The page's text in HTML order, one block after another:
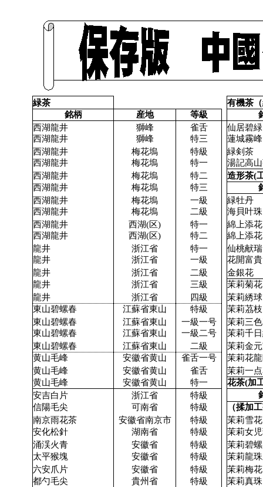
緑茶
有機茶
銘柄
産地 等級
西湖龍井
獅峰 雀舌
仙居碧緑
西湖龍井
獅峰 特三
蓮城霧峰
西湖龍井
梅花塢 特級
緑剣茶
西湖龍井
梅花塢 特一
湯記高
西湖龍井
梅花塢 特二
造形茶(
西湖龍井
梅花塢 特三
西湖龍井
梅花塢 一級
緑牡丹
西湖龍井
梅花塢 二級
海貝叶珠
西湖龍井
西湖(区) 特一
綿上添花
西湖龍井
西湖(区) 特二
綿上添花
龍井
浙江省 特一
仙桃献瑞
龍井
浙江省 一級
花開富貴
龍井
浙江省 二級
金銀花
龍井
浙江省 三級
茉莉菊花
龍井
浙江省 四級
茉莉綉球
東山碧螺春
江蘇省東山 特級
茉莉茘枝
東山碧螺春
江蘇省東山 一級一号
茉莉三
東山碧螺春
江蘇省東山 一級二号
茉莉千
東山碧螺春
江蘇省東山 二級
茉莉金
黄山毛峰
安徽省黄山 雀舌一号
茉莉花
黄山毛峰
安徽省黄山 雀舌
茉莉一
黄山毛峰
安徽省黄山 特一
花茶(加
安吉白片
浙江省 特級
信陽毛尖
可南省 特級
（揉加
南京雨花茶
安徽省南京市 特級
茉莉雪花
安化松針
湖南省 特級
茉莉女
涌渓火青
安徽省 特級
茉莉碧
太平猴塊
安徽省 特級
茉莉龍
六安爪片
安徽省 特級
茉莉梅花
都勺毛尖
貴州省 特級
茉莉真珠